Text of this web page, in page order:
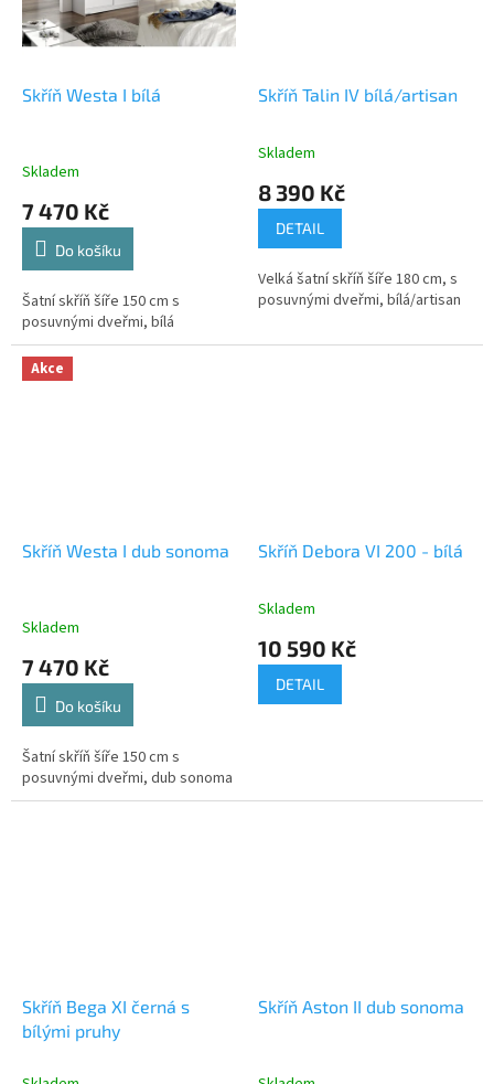
Skříň Westa I bílá
Skladem
7 470 Kč
Do košíku
Šatní skříň šíře 150 cm s
posuvnými dveřmi, bílá
Skříň Talin IV bílá/artisan
Průměrné
produktu
5
hvězdiček.
Skladem
8 390 Kč
DETAIL
Velká šatní skříň šíře 180 cm, s
posuvnými dveřmi, bílá/artisan
Akce
Skříň Westa I dub sonoma
Skladem
7 470 Kč
Do košíku
Šatní skříň šíře 150 cm s
posuvnými dveřmi, dub sonoma
Skříň Debora VI 200 - bílá
Průměrné
produktu
Skladem
10 590 Kč
DETAIL
Skříň Bega XI černá s
bílými pruhy
Skříň Aston II dub sonoma